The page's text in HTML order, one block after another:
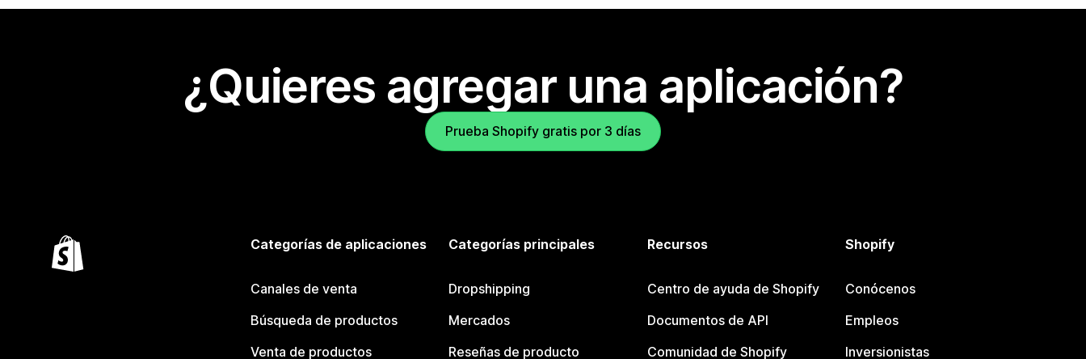
¿Quieres agregar una aplicación?
Prueba Shopify gratis por 3 días
Categorías de aplicaciones
Canales de venta
Búsqueda de productos
Venta de productos
Categorías principales
Dropshipping
Mercados
Reseñas de producto
Recursos
Centro de ayuda de Shopify
Documentos de API
Comunidad de Shopify
Shopify
Conócenos
Empleos
Inversionistas